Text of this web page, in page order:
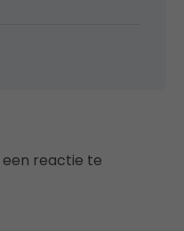
reactie te